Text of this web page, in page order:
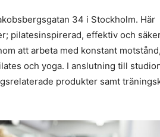
34 i Stockholm. Här
pilatesinspirerad, effektiv och
att arbeta med konstant motstånd,
och yoga. I anslutning till
produkter samt